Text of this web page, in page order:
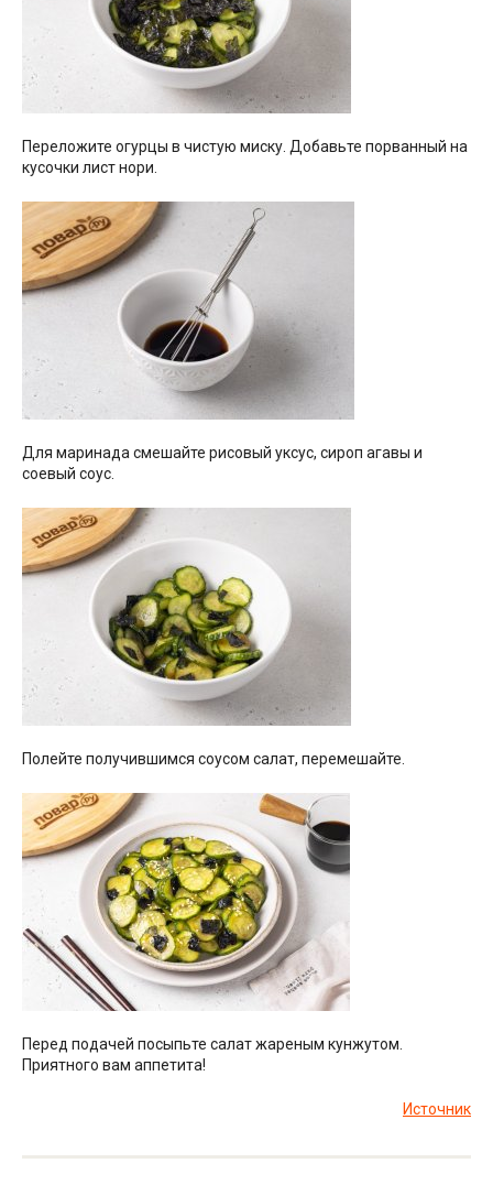
Переложите огурцы в чистую миску. Добавьте порванный на
кусочки лист нори.
Для маринада смешайте рисовый уксус, сироп агавы и
соевый соус.
Полейте получившимся соусом салат, перемешайте.
Перед подачей посыпьте салат жареным кунжутом.
Приятного вам аппетита!
Источник